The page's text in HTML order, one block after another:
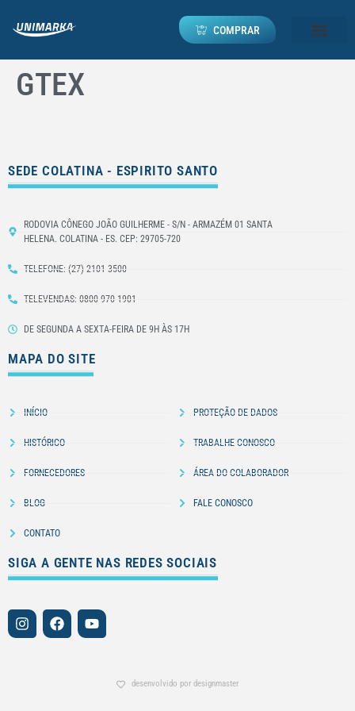
COMPRAR
GTEX
SEDE COLATINA - ESPIRITO SANTO
RODOVIA CÔNEGO JOÃO GUILHERME - S/N - ARMAZÉM 01 SANTA
HELENA. COLATINA - ES. CEP: 29705-720
TELEFONE: (27) 2101-3500
TELEVENDAS: 0800 970 1901
DE SEGUNDA A SEXTA-FEIRA DE 9H ÀS 17H
MAPA DO SITE
INÍCIO
HISTÓRICO
FORNECEDORES
BLOG
CONTATO
PROTEÇÃO DE DADOS
TRABALHE CONOSCO
ÁREA DO COLABORADOR
FALE CONOSCO
SIGA A GENTE NAS REDES SOCIAIS
desenvolvido por designmaster